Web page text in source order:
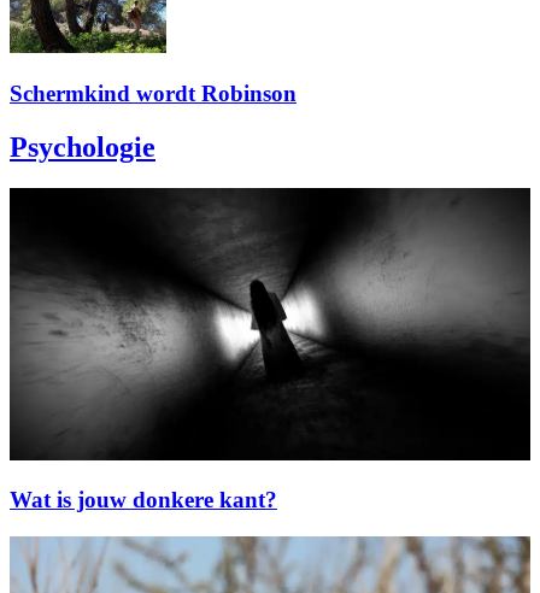
Schermkind wordt Robinson
Psychologie
Wat is jouw donkere kant?